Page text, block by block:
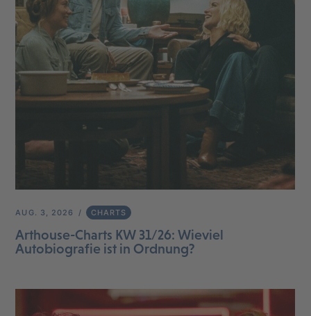
AUG. 3, 2026 CHARTS
Arthouse-Charts KW 31/26: Wieviel
Autobiografie ist in Ordnung?